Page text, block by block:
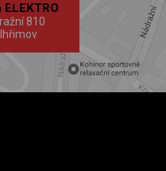
ELEKTRO
810